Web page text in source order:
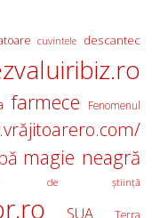
cuvintele descantec
farmece
Fenomenul
magie neagră
de ştiinţă
SUA Terra